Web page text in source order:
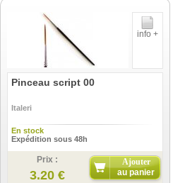
info +
Pinceau script 00
Italeri
En stock
Expédition sous 48h
Prix :
3.20 €
Ajouter
au panier